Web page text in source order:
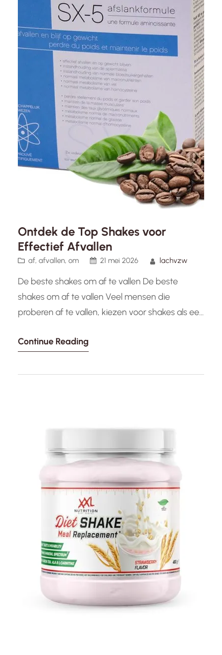
Ontdek de Top Shakes voor
Effectief Afvallen
af, afvallen, om 21 mei 2026 lachvzw
De beste shakes om af te vallen De beste
shakes om af te vallen Veel mensen die
proberen af te vallen, kiezen voor shakes als een
inname te beheersen en tegelijkertijd alle
Hier zijn enkele van de beste shakes die kunnen
Continue Reading